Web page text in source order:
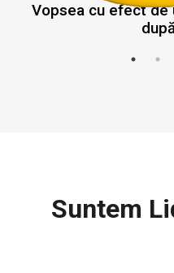
Vopsea cu efect de
Suntem